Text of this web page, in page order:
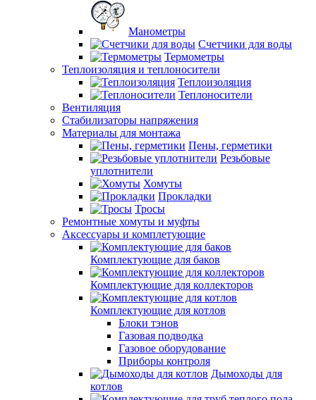
Манометры
Счетчики для воды
Термометры
Теплоизоляция и теплоносители
Теплоизоляция
Теплоносители
Вентиляция
Стабилизаторы напряжения
Материалы для монтажа
Пены, герметики
Резьбовые
уплотнители
Хомуты
Прокладки
Тросы
Ремонтные хомуты и муфты
Аксессуары и комплетующие
Комплектующие для баков
Комплектующие для коллекторов
Комплектующие для котлов
Блоки тэнов
Газовая подводка
Газовое оборудование
Приборы контроля
Дымоходы для
котлов